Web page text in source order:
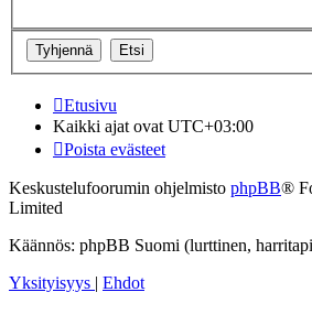
Etusivu
Kaikki ajat ovat UTC+03:00
Poista evästeet
Keskustelufoorumin ohjelmisto phpBB®
Limited
Käännös: phpBB Suomi (lurttinen,
Yksityisyys | Ehdot